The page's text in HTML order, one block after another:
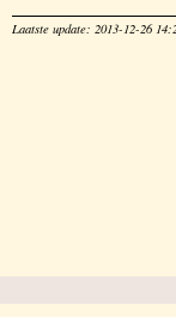
Laatste update: 2013-12-26